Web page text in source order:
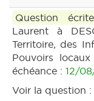
Question écrite
Laurent à
Territoire, des
Pouvoirs
échéance : 12/
Voir la question :